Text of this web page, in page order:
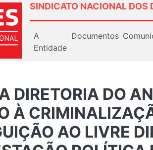
SINDICATO NACIONAL DOS
A
Entidade
Documentos
DIRETORIA DO
À
AO LIVRE
da